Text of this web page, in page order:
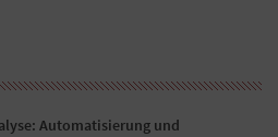
Automatisierung und